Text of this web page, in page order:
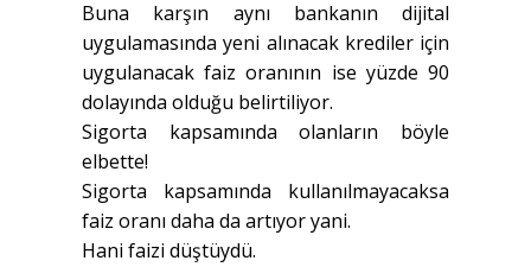
Buna karşın aynı bankanın dijital
uygulamasında yeni alınacak krediler için
uygulanacak faiz oranının ise yüzde 90
dolayında olduğu belirtiliyor.
Sigorta kapsamında olanların böyle
elbette!
Sigorta kapsamında kullanılmayacaksa
faiz oranı daha da artıyor yani.
Hani faizi düştüydü.